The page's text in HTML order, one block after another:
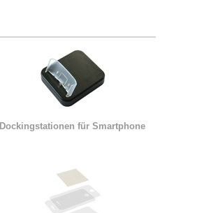
Dockingstationen für Smartphone